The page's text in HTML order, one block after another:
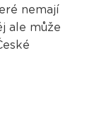
nemají
ale může